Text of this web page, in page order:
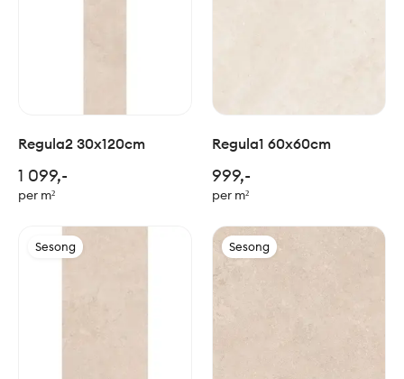
Regula2 30x120cm
1 099,-
per m²
Regula1 60x60cm
999,-
per m²
Sesong Sesong